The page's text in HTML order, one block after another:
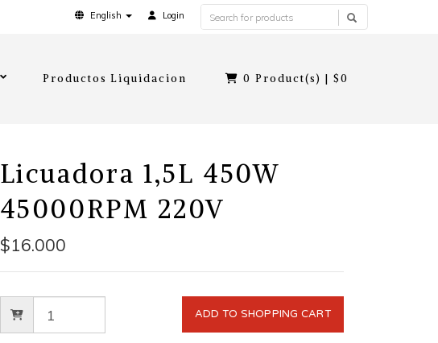
English Login
Productos Liquidacion 0 Product(s) |$0
Licuadora 1,5L 450W
45000RPM 220V
$16.000